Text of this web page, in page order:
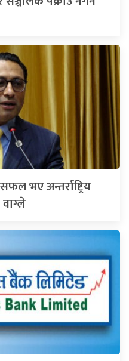
भए अन्तर्राष्ट्रिय